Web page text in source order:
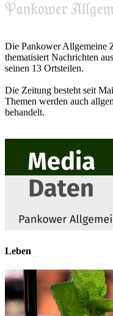
Die Pankower Allgemeine
thematisiert Nachrichten
seinen 13 Ortsteilen.
Die Zeitung besteht seit
Themen werden auch
behandelt.
Leben